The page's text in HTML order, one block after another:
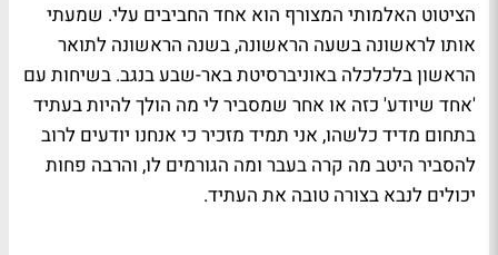
הציטוט האלמותי המצורף הוא אחד החביבים עלי. שמעתי
אותו לראשונה בשעה הראשונה, בשנה הראשונה לתואר
הראשון בלכלכלה באוניברסיטת באר-שבע בנגב. בשיחות עם
'אחד שיודע' כזה או אחר שמסביר לי מה הולך להיות בעתיד
בתחום מדיד כלשהו, אני תמיד מזכיר כי אנחנו יודעים לרוב
להסביר היטב מה קרה בעבר ומה הגורמים לו, והרבה פחות
יכולים לנבא בצורה טובה את העתיד.